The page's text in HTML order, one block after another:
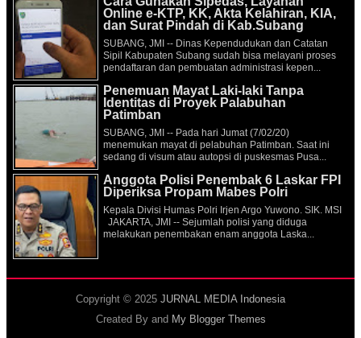
Online e-KTP, KK, Akta Kelahiran, KIA,
dan Surat Pindah di Kab.Subang
SUBANG, JMI -- Dinas Kependudukan dan Catatan
Sipil Kabupaten Subang sudah bisa melayani proses
pendaftaran dan pembuatan administrasi kepen...
Penemuan Mayat Laki-laki Tanpa
Identitas di Proyek Palabuhan
Patimban
SUBANG, JMI -- Pada hari Jumat (7/02/20)
menemukan mayat di pelabuhan Patimban. Saat ini
sedang di visum atau autopsi di puskesmas Pusa...
Anggota Polisi Penembak 6 Laskar FPI
Diperiksa Propam Mabes Polri
Kepala Divisi Humas Polri Irjen Argo Yuwono. SIK. MSI
JAKARTA, JMI -- Sejumlah polisi yang diduga
melakukan penembakan enam anggota Laska...
Copyright © 2025 JURNAL MEDIA Indonesia
Created By and My Blogger Themes